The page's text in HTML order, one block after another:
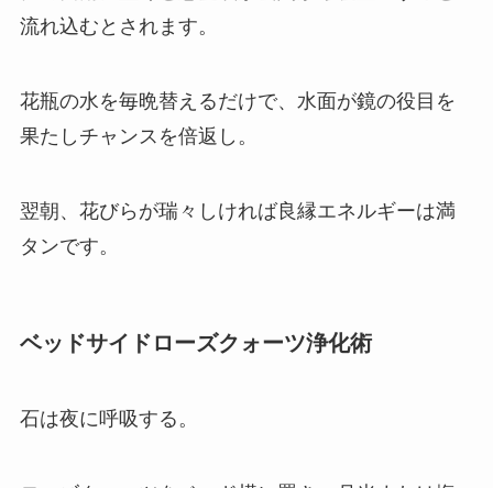
流れ込むとされます。
花瓶の水を毎晩替えるだけで、水面が鏡の役目を
果たしチャンスを倍返し。
翌朝、花びらが瑞々しければ良縁エネルギーは満
タンです。
ベッドサイドローズクォーツ浄化術
石は夜に呼吸する。